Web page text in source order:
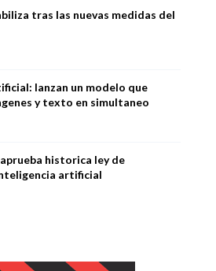
tras las nuevas medidas del
lanzan un modelo que
y texto en simultaneo
historica ley de
artificial